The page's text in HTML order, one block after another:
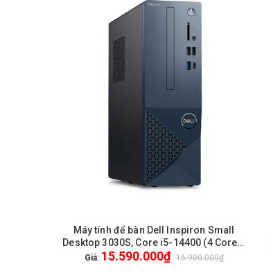
HẾT HÀNG
Máy tính để bàn Dell Inspiron Small
Desktop 3030S, Core i5-14400 (4 Cores,
8 threads, 12.00 MB), 1x8GB, DDR5, at
Giá: 15.590.000₫ 16.900.000₫